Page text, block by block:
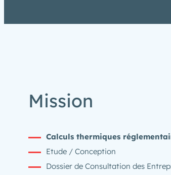
Mission
Calculs thermiques
Etude / Conception
Dossier de Consultation des